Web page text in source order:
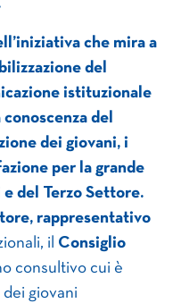
che mira a
del
istituzionale
del
dei giovani, i
per la grande
del Terzo Settore.
rappresentativo
il Consiglio
consultivo cui è
giovani